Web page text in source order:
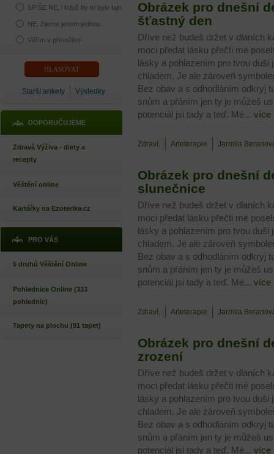
SPÍŠE NE, i když by to bylo fajn
NE, žijeme jenom jednou
Věřím v převtělení
Starší ankety Výsledky
DOPORUČUJEME
Zdravá Výživa - diety a
recepty
Věštění online
Kartářky na Ezoterika.cz
PRO VÁS
6 druhů Věštění Online
Pohlednice Online (333
pohlednic)
Tapety na plochu (91 tapet)
Obrázek pro dnešní
šťastný den
Dříve než budeš držet v dlaních
moci předat lásku přečti mé
lásky a pohlazením pro tvou
chladem. Je ale zároveň
Bez obav a s odhodláním odkryj
snům a přáním jen ty je můžeš
potenciál jsi tady a teď. Mé... více
Zdraví, Arteterapie Jarmila
Obrázek pro dnešní
slunečnice
Dříve než budeš držet v dlaních
moci předat lásku přečti mé
lásky a pohlazením pro tvou
chladem. Je ale zároveň
Bez obav a s odhodláním odkryj
snům a přáním jen ty je můžeš
potenciál jsi tady a teď. Mé... více
Zdraví, Arteterapie Jarmila
Obrázek pro dnešní
zrození
Dříve než budeš držet v dlaních
moci předat lásku přečti mé
lásky a pohlazením pro tvou
chladem. Je ale zároveň
Bez obav a s odhodláním odkryj
snům a přáním jen ty je můžeš
potenciál jsi tady a teď. Mé... více